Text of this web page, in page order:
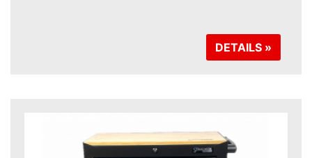
DETAILS »